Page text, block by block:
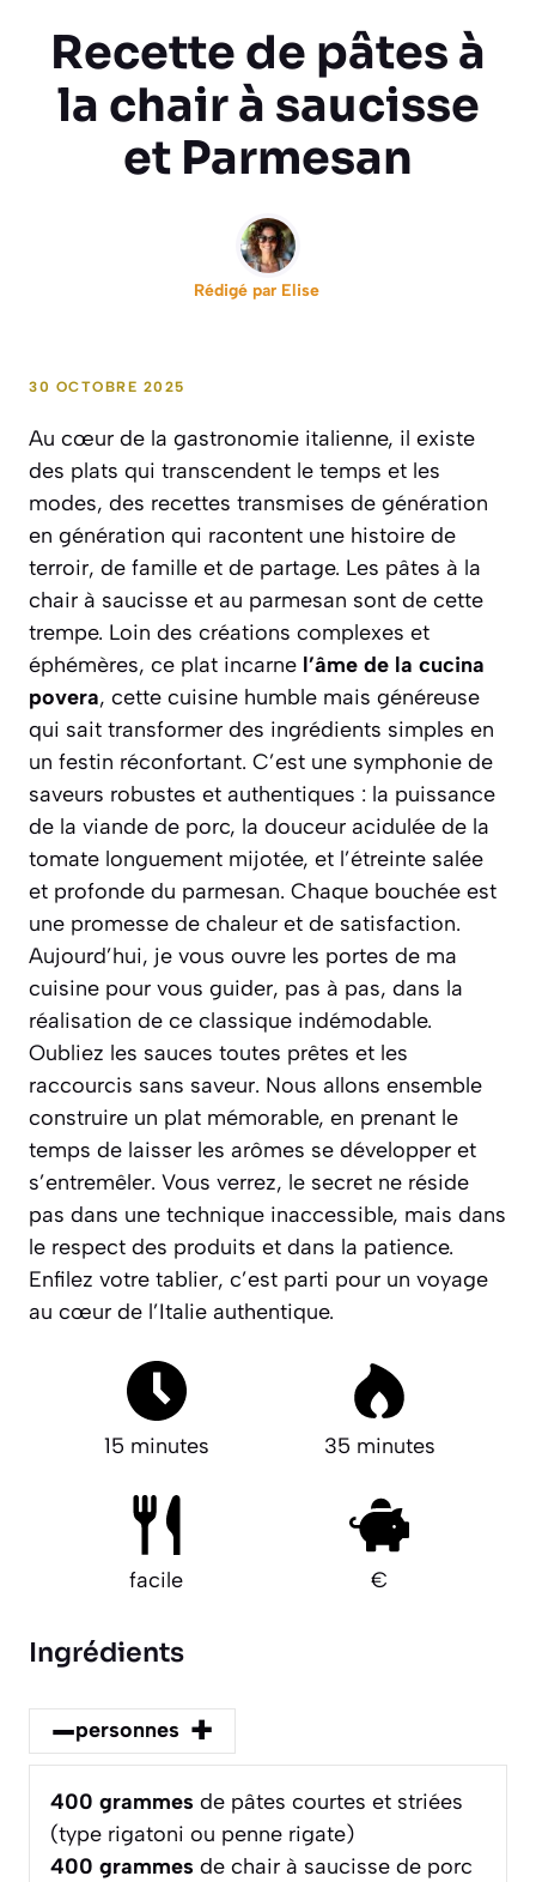
Recette de pâtes à
la chair à saucisse
et Parmesan
Rédigé par Elise
30 OCTOBRE 2025
Au cœur de la gastronomie italienne, il existe
des plats qui transcendent le temps et les
modes, des recettes transmises de génération
en génération qui racontent une histoire de
terroir, de famille et de partage. Les pâtes à la
chair à saucisse et au parmesan sont de cette
trempe. Loin des créations complexes et
éphémères, ce plat incarne l’âme de la cucina
povera, cette cuisine humble mais généreuse
qui sait transformer des ingrédients simples en
un festin réconfortant. C’est une symphonie de
saveurs robustes et authentiques : la puissance
de la viande de porc, la douceur acidulée de la
tomate longuement mijotée, et l’étreinte salée
et profonde du parmesan. Chaque bouchée est
une promesse de chaleur et de satisfaction.
Aujourd’hui, je vous ouvre les portes de ma
cuisine pour vous guider, pas à pas, dans la
réalisation de ce classique indémodable.
Oubliez les sauces toutes prêtes et les
raccourcis sans saveur. Nous allons ensemble
construire un plat mémorable, en prenant le
temps de laisser les arômes se développer et
s’entremêler. Vous verrez, le secret ne réside
pas dans une technique inaccessible, mais dans
le respect des produits et dans la patience.
Enfilez votre tablier, c’est parti pour un voyage
au cœur de l’Italie authentique.
15 minutes 35 minutes
facile €
Ingrédients
–personnes +
400 grammes de pâtes courtes et striées
(type rigatoni ou penne rigate)
400 grammes de chair à saucisse de porc